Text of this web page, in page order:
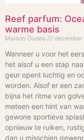
Reef parfum:
warme basis
Maison Oudea
Wanneer u voor het
het alsof u een stap
geur opent luchtig en
worden. Alsof er een
bijna het ritme van
meteen een hint van
gewone sportieve
opnieuw te ruiken,
dan u misschien